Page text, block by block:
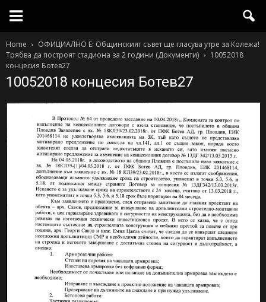
Home
ОФИЦИАЛНО Е: Общинският съвет ще гласува утре за Колежа!
Трябва да построят стадиона за 2 години (Документи)
10052018
концесия Ботев27
10052018 концесия Ботев27